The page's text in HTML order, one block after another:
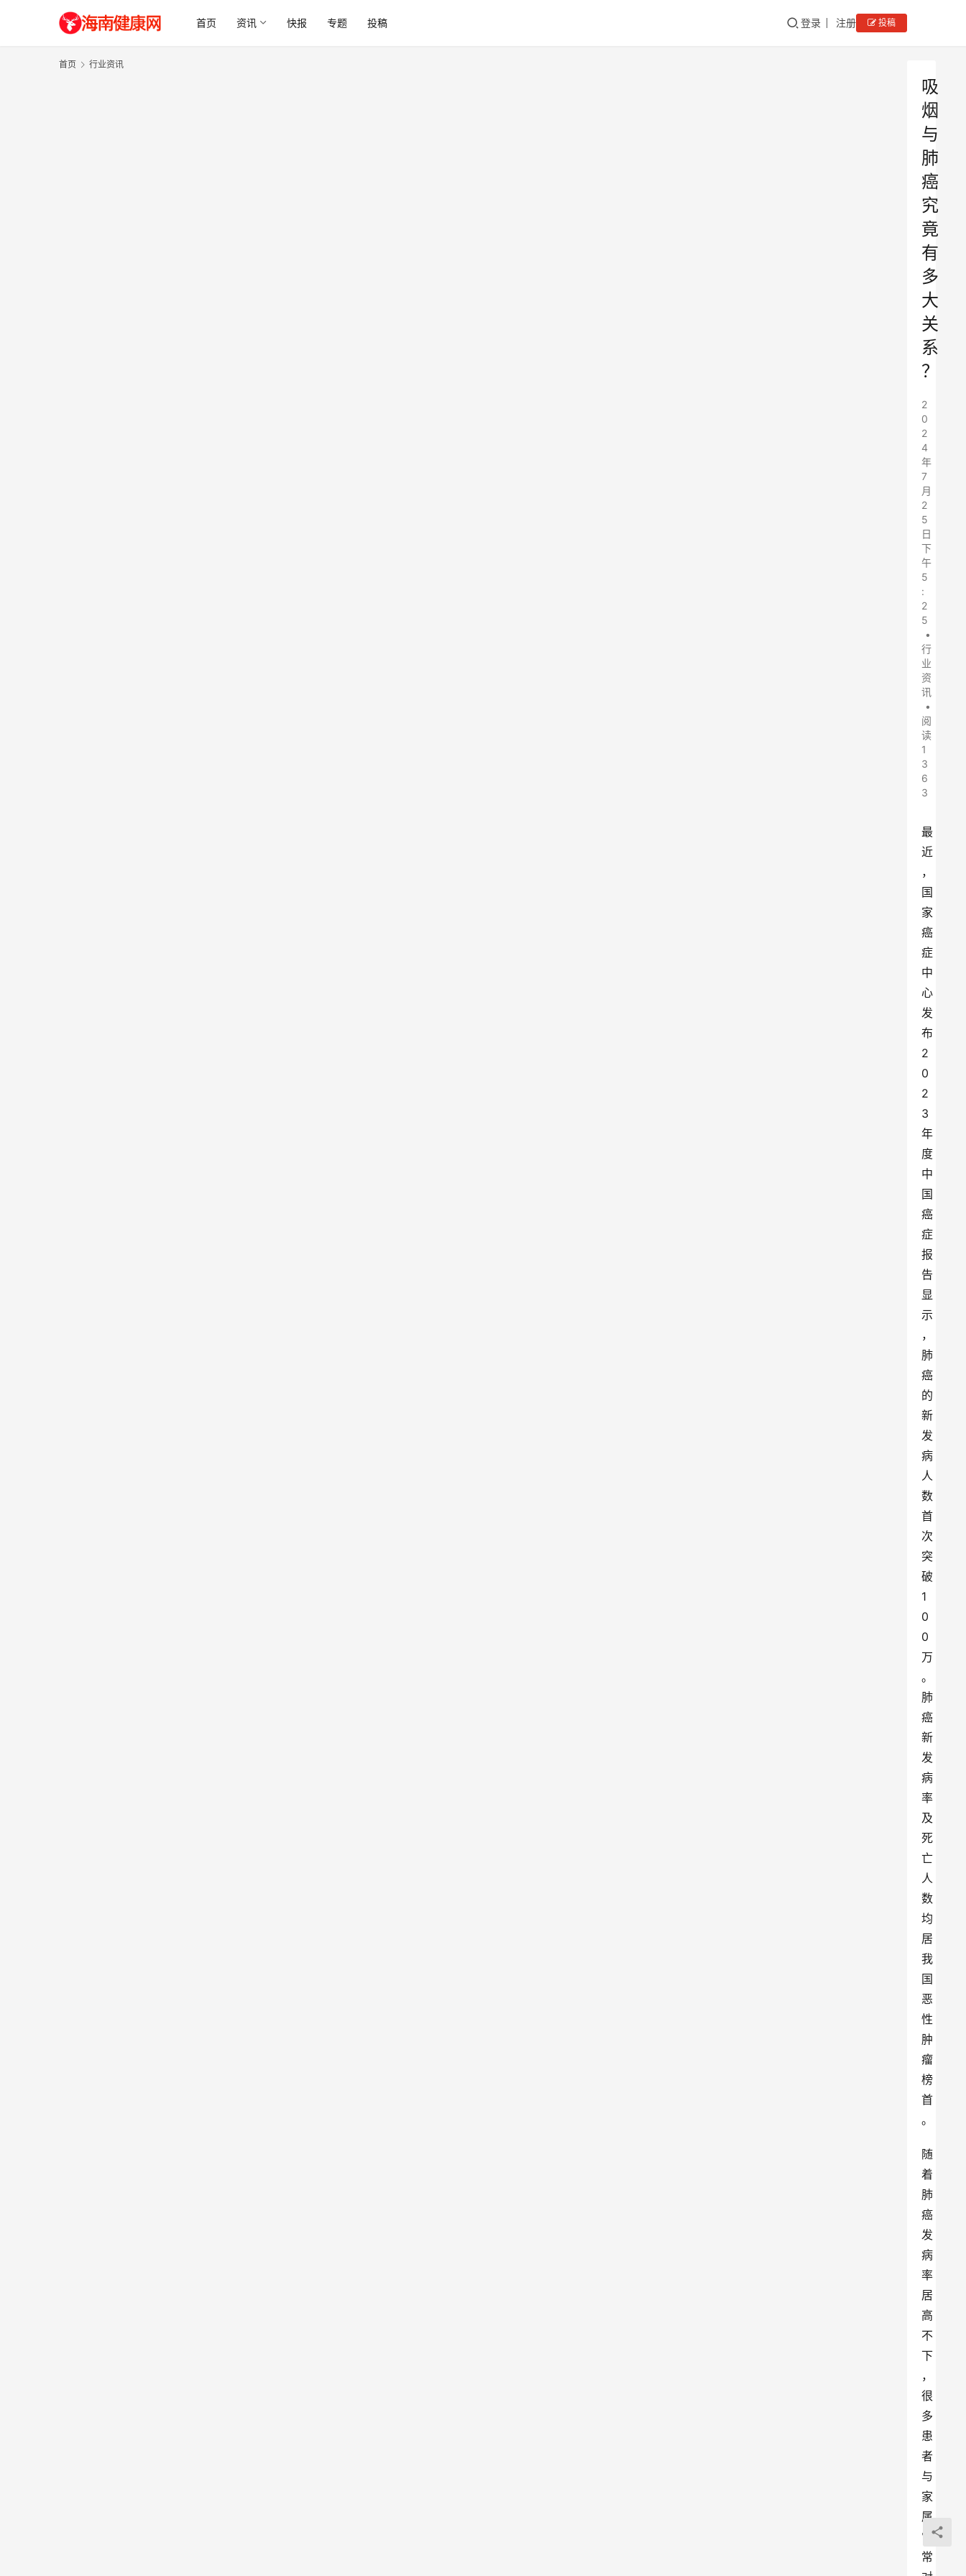
首页 资讯 快报 专题 投稿 登录 注册 投稿
首页 行业资讯
吸
烟
与
肺
癌
究
竟
有
多
大
关
系
？
2
0
2
4
年
7
月
2
5
日
下
午
5
:
2
5
•
行
业
资
讯
•
阅
读
1
3
6
3
最
近
，
国
家
癌
症
中
心
发
布
2
0
2
3
年
度
中
国
癌
症
报
告
显
示
，
肺
癌
的
新
发
病
人
数
首
次
突
破
1
0
0
万
。
肺
癌
新
发
病
率
及
死
亡
人
数
均
居
我
国
恶
性
肿
瘤
榜
首
。
随
着
肺
癌
发
病
率
居
高
不
下
，
很
多
患
者
与
家
属
常
常